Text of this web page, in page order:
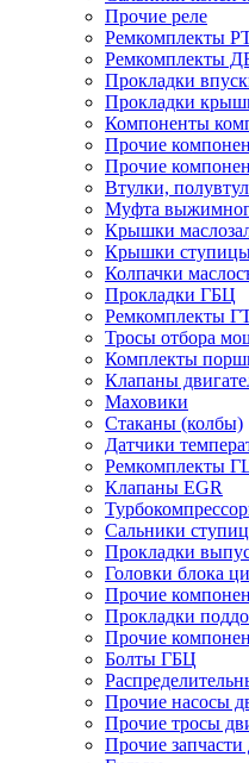
Прочие реле
Ремкомплекты
Ремкомплекты
Прокладки
Прокладки
Компоненты
Прочие
Прочие
Втулки,
Муфта
Крышки
Крышки
Колпачки
Прокладки ГБЦ
Ремкомплекты
Тросы отбора
Комплекты
Клапаны
Маховики
Стаканы (колбы)
Датчики
Ремкомплекты
Клапаны EGR
Сальники
Прокладки
Головки блока
Прочие
Прокладки
Прочие
Болты ГБЦ
Прочие насосы
Прочие тросы
Прочие запчасти